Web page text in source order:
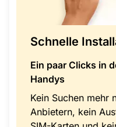
Schnelle
Ein paar Clicks in
Handys
Kein Suchen mehr
Anbietern, kein